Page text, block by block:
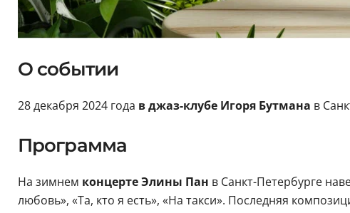
О событии
28 декабря 2024 года в джаз-клубе Игоря Бутмана в
Программа
На зимнем концерте Элины Пан в Санкт-Петербурге
любовь», «Та, кто я есть», «На такси». Последняя